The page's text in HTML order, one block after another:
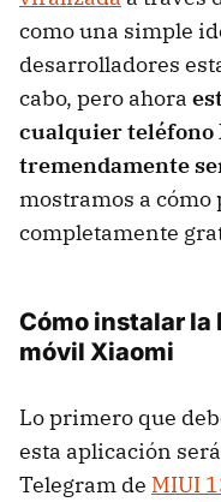
como una simple
desarrolladores
cabo, pero ahora
cualquier teléfono
tremendamente
mostramos a cómo
completamente
Cómo instalar la
móvil Xiaomi
Lo primero que
esta aplicación
Telegram de MIUI